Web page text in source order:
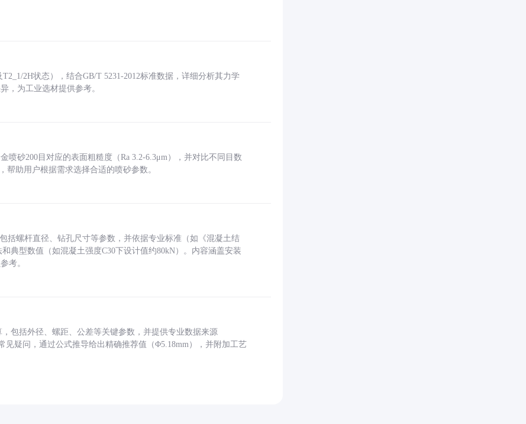
2H状态），结合GB/T 5231-2012标准数据，详细分析其力学
，为工业选材提供参考。
喷砂200目对应的表面粗糙度（Ra 3.2-6.3μm），并对比不同目数
帮助用户根据需求选择合适的喷砂参数。
括螺杆直径、钻孔尺寸等参数，并依据专业标准（如《混凝土结
典型数值（如混凝土强度C30下设计值约80kN）。内容涵盖安装
考。
包括外径、螺距、公差等关键参数，并提供专业数据来源
见疑问，通过公式推导给出精确推荐值（Φ5.18mm），并附加工艺